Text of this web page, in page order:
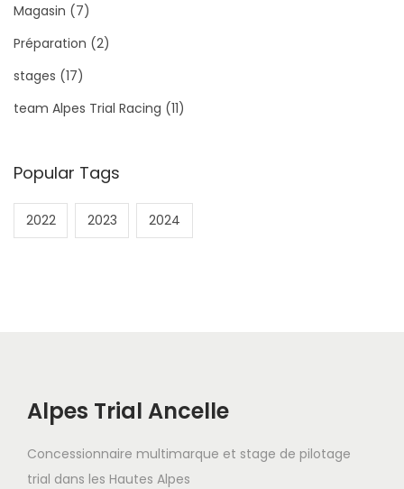
Magasin (7)
Préparation (2)
stages (17)
team Alpes Trial Racing (11)
Popular Tags
2022 2023 2024
Alpes Trial Ancelle
Concessionnaire multimarque et stage de pilotage
trial dans les Hautes Alpes